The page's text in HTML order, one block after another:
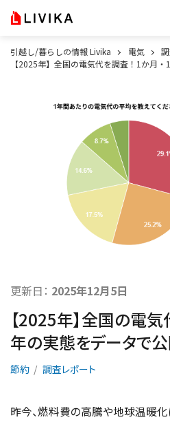
引越し/暮らしの情報 Livika 電気
【2025年】全国の電気代を調査！1か月
更新日： 2025年12月5日
【2025年】全国の電気
年の実態をデータで
節約 調査レポート
昨今、燃料費の高騰や地球温暖化